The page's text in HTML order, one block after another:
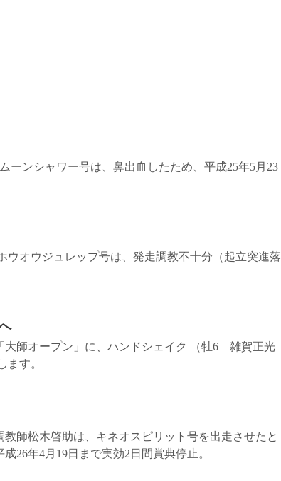
シャワー号は、鼻出血したため、平成25年5月23
ウジュレップ号は、発走調教不十分（起立突進落
大師オープン」に、ハンドシェイク （牡6 雑賀正光
す。
松木啓助は、キネオスピリット号を出走させたと
26年4月19日まで実効2日間賞典停止。